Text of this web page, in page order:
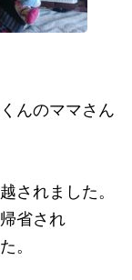
んのママさん
されました。
省され
。